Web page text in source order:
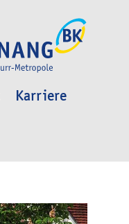
Karriere